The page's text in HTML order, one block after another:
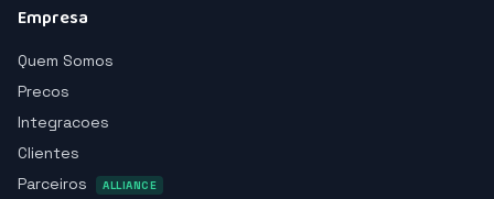
Empresa
Quem Somos
Precos
Integracoes
Clientes
Parceiros
ALLIANCE